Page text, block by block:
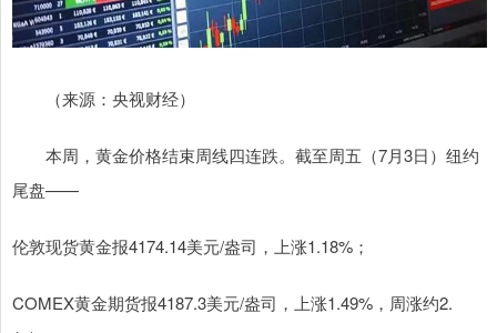
（来源：央视财经）
本周，黄金价格结束周线四连跌。截至周五（7月3日）纽约
尾盘——
伦敦现货黄金报4174.14美元/盎司，上涨1.18%；
COMEX黄金期货报4187.3美元/盎司，上涨1.49%，周涨约2.